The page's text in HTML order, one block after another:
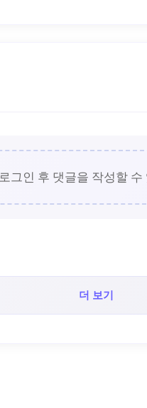
로그인 후 댓글을 작성할 수
더 보기